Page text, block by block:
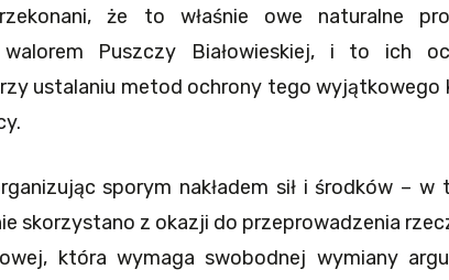
że to właśnie owe naturalne
walorem Puszczy Białowieskiej, i to ich
ustalaniu metod ochrony tego wyjątkowego
sporym nakładem sił i środków –
skorzystano z okazji do przeprowadzenia
która wymaga swobodnej wymiany